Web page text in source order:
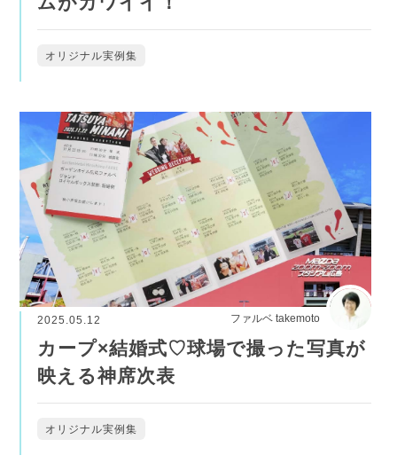
オリジナル実例集
ファルベ takemoto
2025.05.12
カープ×結婚式♡球場で撮った写真が
映える神席次表
オリジナル実例集